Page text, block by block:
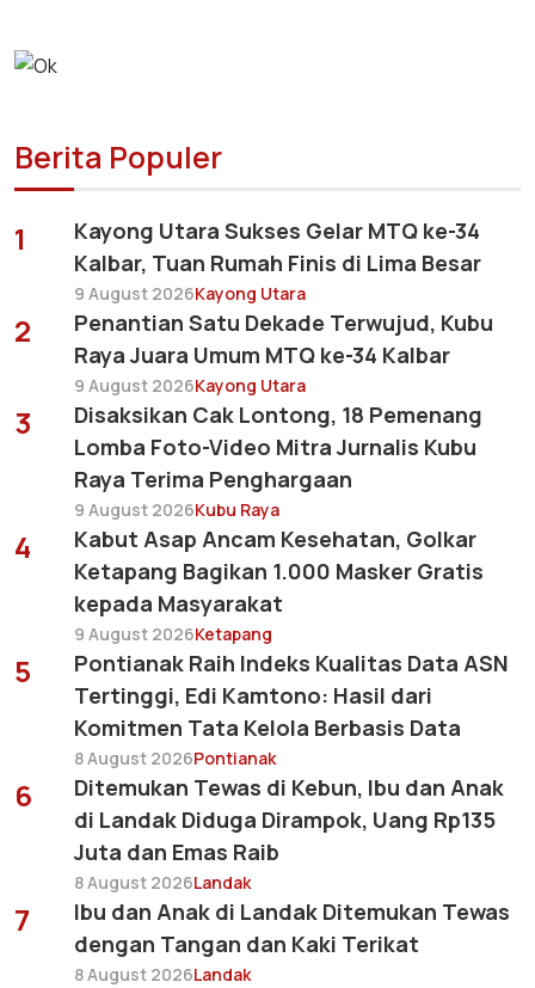
Berita Populer
1
Kayong Utara Sukses Gelar MTQ ke-34
Kalbar, Tuan Rumah Finis di Lima Besar
9 August 2026Kayong Utara
2
Penantian Satu Dekade Terwujud, Kubu
Raya Juara Umum MTQ ke-34 Kalbar
9 August 2026Kayong Utara
3
Disaksikan Cak Lontong, 18 Pemenang
Lomba Foto-Video Mitra Jurnalis Kubu
Raya Terima Penghargaan
9 August 2026Kubu Raya
4
Kabut Asap Ancam Kesehatan, Golkar
Ketapang Bagikan 1.000 Masker Gratis
kepada Masyarakat
9 August 2026Ketapang
5
Pontianak Raih Indeks Kualitas Data ASN
Tertinggi, Edi Kamtono: Hasil dari
Komitmen Tata Kelola Berbasis Data
8 August 2026Pontianak
6
Ditemukan Tewas di Kebun, Ibu dan Anak
di Landak Diduga Dirampok, Uang Rp135
Juta dan Emas Raib
8 August 2026Landak
7
Ibu dan Anak di Landak Ditemukan Tewas
dengan Tangan dan Kaki Terikat
8 August 2026Landak